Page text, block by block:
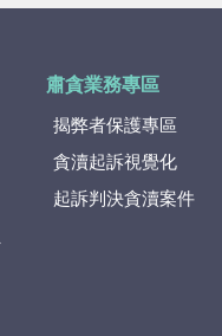
肅貪業務專區
揭弊者保護專區
貪瀆起訴視覺化
起訴判決貪瀆案件